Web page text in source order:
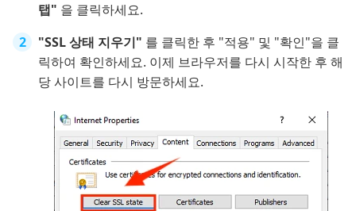
탭" 을 클릭하세요.
"SSL 상태 지우기" 를 클릭한 후 "적용" 및 "확인"을 클
릭하여 확인하세요. 이제 브라우저를 다시 시작한 후 해
당 사이트를 다시 방문하세요.